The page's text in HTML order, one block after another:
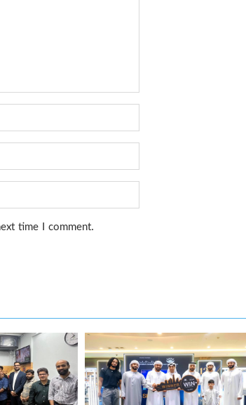
time I comment.